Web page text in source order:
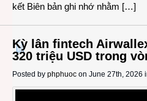
kết Biên bản ghi nhớ nhằm […]
Kỳ lân fintech
320 triệu USD trong
Posted by phphuoc on June 27th, 2026